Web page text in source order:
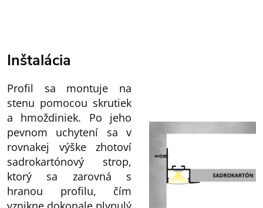
Inštalácia
Profil sa montuje na
stenu pomocou skrutiek
a hmoždiniek. Po jeho
pevnom uchytení sa v
rovnakej výške zhotoví
sadrokartónový strop,
ktorý sa zarovná s
hranou profilu, čím